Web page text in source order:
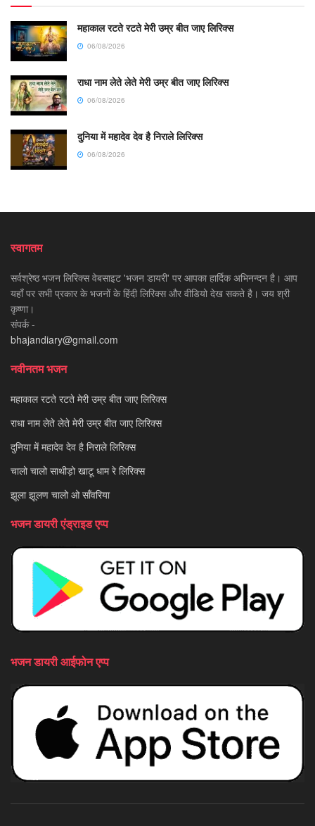
महाकाल रटते रटते मेरी उम्र बीत जाए लिरिक्स
06/08/2026
राधा नाम लेते लेते मेरी उम्र बीत जाए लिरिक्स
06/08/2026
दुनिया में महादेव देव है निराले लिरिक्स
06/08/2026
स्वागतम
सर्वश्रेष्ठ भजन लिरिक्स वेबसाइट 'भजन डायरी' पर आपका हार्दिक अभिनन्दन है। आप
यहाँ पर सभी प्रकार के भजनों के हिंदी लिरिक्स और वीडियो देख सकते है। जय श्री
कृष्णा।
संपर्क -
bhajandiary@gmail.com
नवीनतम भजन
महाकाल रटते रटते मेरी उम्र बीत जाए लिरिक्स
राधा नाम लेते लेते मेरी उम्र बीत जाए लिरिक्स
दुनिया में महादेव देव है निराले लिरिक्स
चालो चालो साथीड़ो खाटू धाम रे लिरिक्स
झूला झूलण चालो ओ साँवरिया
भजन डायरी एंड्राइड एप्प
भजन डायरी आईफोन एप्प